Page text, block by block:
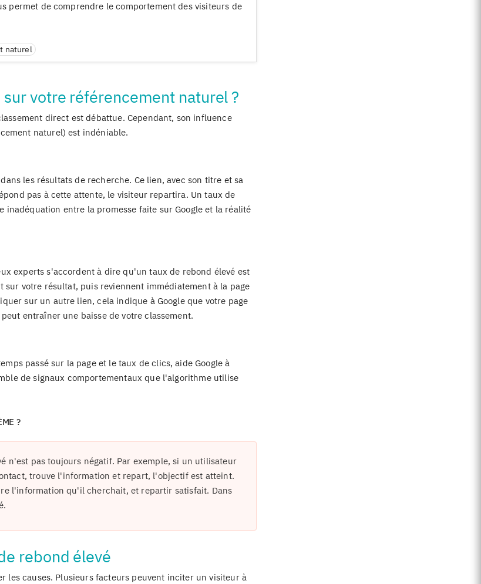
permet de comprendre le comportement des visiteurs de
naturel
votre référencement naturel ?
direct est débattue. Cependant, son influence
naturel) est indéniable.
les résultats de recherche. Ce lien, avec son titre et sa
pas à cette attente, le visiteur repartira. Un taux de
entre la promesse faite sur Google et la réalité
experts s'accordent à dire qu'un taux de rebond élevé est
votre résultat, puis reviennent immédiatement à la page
sur un autre lien, cela indique à Google que votre page
entraîner une baisse de votre classement.
passé sur la page et le taux de clics, aide Google à
de signaux comportementaux que l'algorithme utilise
?
n'est pas toujours négatif. Par exemple, si un utilisateur
trouve l'information et repart, l'objectif est atteint.
l'information qu'il cherchait, et repartir satisfait. Dans
rebond élevé
causes. Plusieurs facteurs peuvent inciter un visiteur à